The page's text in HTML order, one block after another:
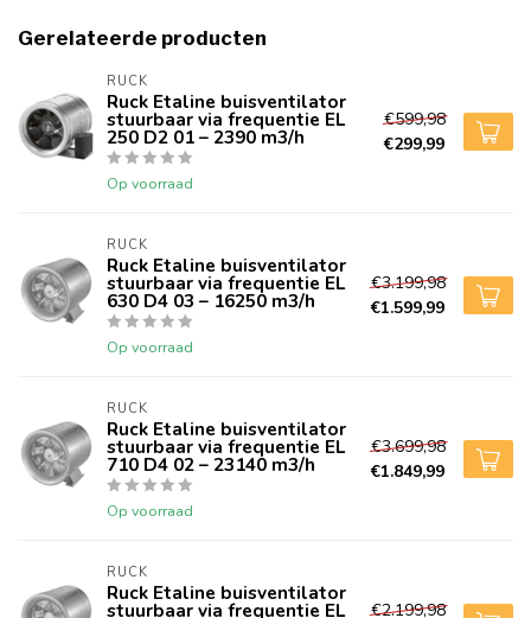
Gerelateerde producten
RUCK
Ruck Etaline buisventilator
stuurbaar via frequentie EL
250 D2 01 – 2390 m3/h
Op voorraad
€599,98
€299,99
RUCK
Ruck Etaline buisventilator
stuurbaar via frequentie EL
630 D4 03 – 16250 m3/h
Op voorraad
€3.199,98
€1.599,99
RUCK
Ruck Etaline buisventilator
stuurbaar via frequentie EL
710 D4 02 – 23140 m3/h
Op voorraad
€3.699,98
€1.849,99
RUCK
Ruck Etaline buisventilator
stuurbaar via frequentie EL
€2.199,98